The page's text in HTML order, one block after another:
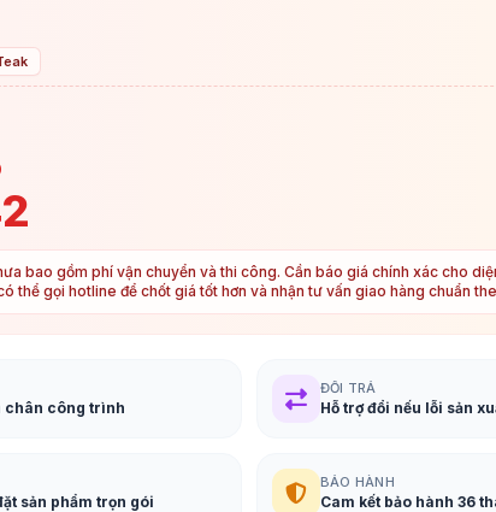
bao gồm phí vận chuyển và thi công. Cần báo giá chính xác cho
thể gọi hotline để chốt giá tốt hơn và nhận tư vấn giao hàng chuẩn
chân công trình
ĐỔI TRẢ
Hỗ trợ đổi nếu lỗi sản
sản phẩm trọn gói
BẢO HÀNH
Cam kết bảo hành 36